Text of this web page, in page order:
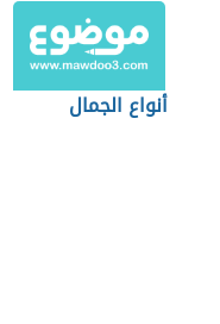
أنواع الجمال